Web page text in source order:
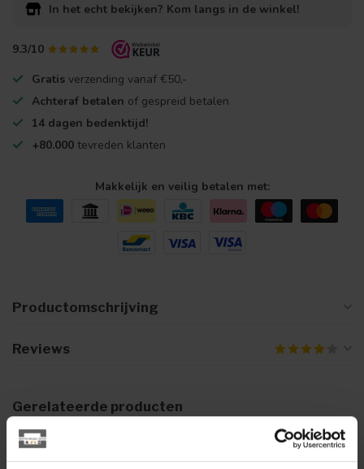
In het echt bekijken? Kom langs in de winkel!
9.3/10
Gratis verzending vanaf €50,-
Achteraf betalen of gespreid betalen
14 dagen bedenktijd!
+80.000 tevreden klanten
Makkelijk en veilig betalen met:
Productomschrijving
Reviews
Gerelateerde producten
Ø12,5 - E27 dimbaar / Smoke